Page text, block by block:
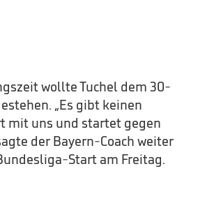
wollte Tuchel dem 30-
„Es gibt keinen
mit uns und startet gegen
der Bayern-Coach weiter
Start am Freitag.